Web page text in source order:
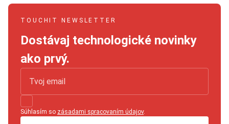
TOUCHIT NEWSLETTER
Dostávaj technologické novinky
ako prvý.
Súhlasím so zásadami spracovaním údajov.